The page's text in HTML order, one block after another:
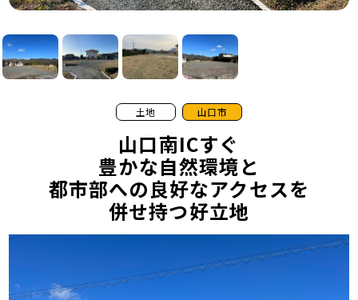
土地 山口市
山口南ICすぐ
豊かな自然環境と
都市部への良好なアクセスを
併せ持つ好立地